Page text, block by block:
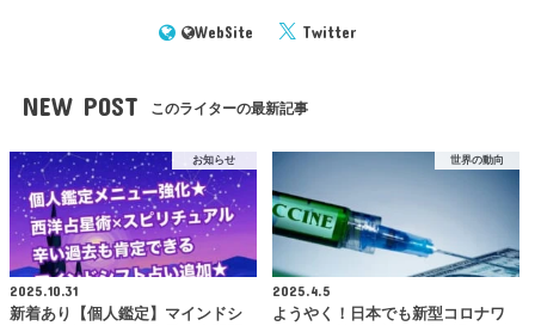
WebSite Twitter
NEW POST このライターの最新記事
お知らせ
2025.10.31
新着あり【個人鑑定】マインドシ
世界の動向
2025.4.5
ようやく！日本でも新型コロナワ